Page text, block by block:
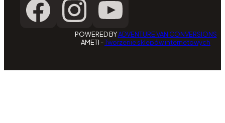
POWERED BYADVENTURE VAN CONVERSIONS
AMETI -Tworzenie sklepów internetowych